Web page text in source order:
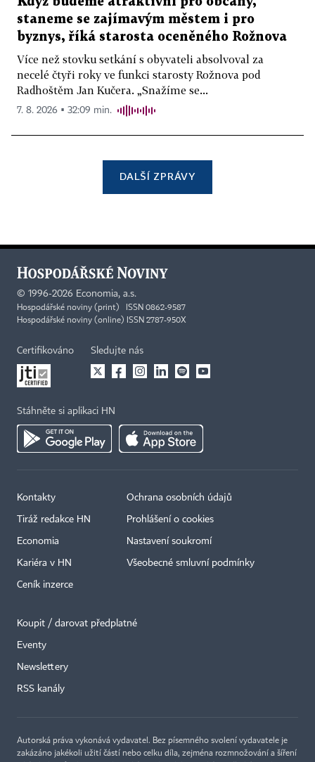
staneme se zajímavým městem i pro
byznys, říká starosta oceněného Rožnova
Více než stovku setkání s obyvateli absolvoval za
necelé čtyři roky ve funkci starosty Rožnova pod
Radhoštěm Jan Kučera. „Snažíme se...
7. 8. 2026 ▪ 32:09 min.
DALŠÍ ZPRÁVY
© 1996-2026 Economia, a.s.
Hospodářské noviny (print) ISSN 0862-9587
Hospodářské noviny (online) ISSN 2787-950X
Certifikováno Sledujte nás
Stáhněte si aplikaci HN
Kontakty
Tiráž redakce HN
Economia
Kariéra v HN
Ceník inzerce
Ochrana osobních údajů
Prohlášení o cookies
Nastavení soukromí
Všeobecné smluvní podmínky
Koupit / darovat předplatné
Eventy
Newslettery
RSS kanály
Autorská práva vykonává vydavatel. Bez písemného svolení vydavatele je
zakázáno jakékoli užití částí nebo celku díla, zejména rozmnožování a šíření